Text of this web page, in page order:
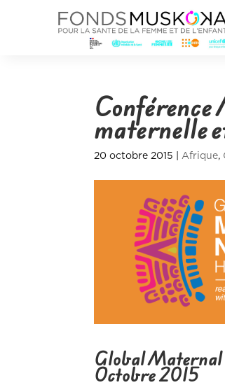
maternelle
20 octobre 2015 Afrique,
Global Maternal
Octobre 2015